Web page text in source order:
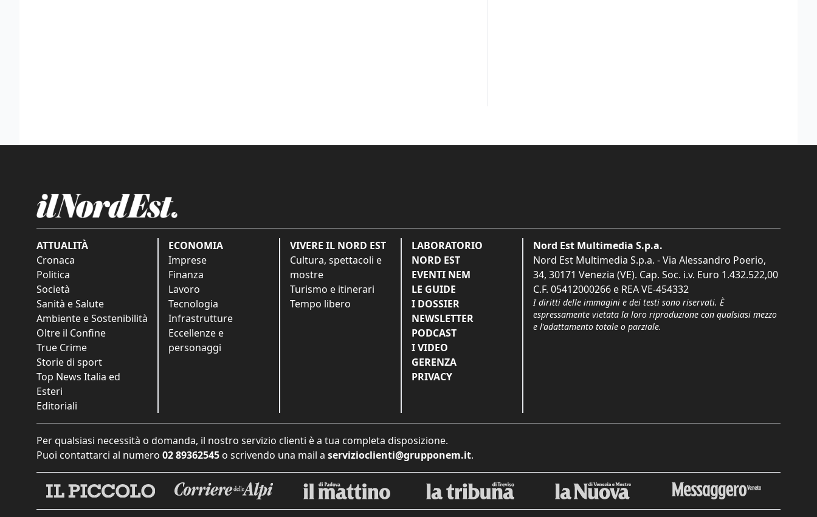
ATTUALITÀ
Cronaca
Politica
Società
Sanità e Salute
Ambiente e Sostenibilità
Oltre il Confine
True Crime
Storie di sport
Top News Italia ed
Esteri
Editoriali
ECONOMIA
Imprese
Finanza
Lavoro
Tecnologia
Infrastrutture
Eccellenze e
personaggi
VIVERE IL NORD EST
Cultura, spettacoli e
mostre
Turismo e itinerari
Tempo libero
LABORATORIO
NORD EST
EVENTI NEM
LE GUIDE
I DOSSIER
NEWSLETTER
PODCAST
I VIDEO
GERENZA
PRIVACY
Nord Est Multimedia S.p.a.
Nord Est Multimedia S.p.a. - Via Alessandro Poerio,
34, 30171 Venezia (VE). Cap. Soc. i.v. Euro 1.432.522,00
C.F. 05412000266 e REA VE-454332
I diritti delle immagini e dei testi sono riservati. È
espressamente vietata la loro riproduzione con qualsiasi mezzo
e l'adattamento totale o parziale.
Per qualsiasi necessità o domanda, il nostro servizio clienti è a tua completa disposizione.
Puoi contattarci al numero 02 89362545 o scrivendo una mail a servizioclienti@grupponem.it.